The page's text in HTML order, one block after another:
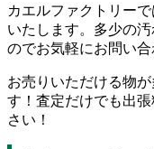
カエルファクトリー
いたします。多少の
のでお気軽にお問い合
お売りいただける物
す！査定だけでも出
さい！